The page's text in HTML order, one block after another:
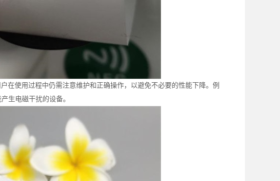
在使用过程中仍需注意维护和正确操作，以避免不必要的性能下降。例
生电磁干扰的设备。